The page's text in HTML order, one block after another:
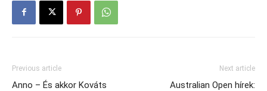
Previous article
Anno – És akkor Kováts
Next article
Australian Open hírek: